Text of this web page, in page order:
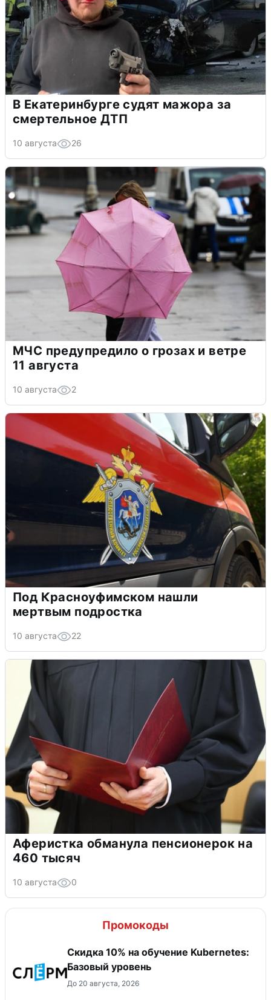
В Екатеринбурге судят мажора за
смертельное ДТП
10 августа 26
МЧС предупредило о грозах и ветре
11 августа
10 августа 2
Под Красноуфимском нашли
мертвым подростка
10 августа 22
Аферистка обманула пенсионерок на
460 тысяч
10 августа 0
Промокоды
Скидка 10% на обучение Kubernetes:
Базовый уровень
До 20 августа, 2026